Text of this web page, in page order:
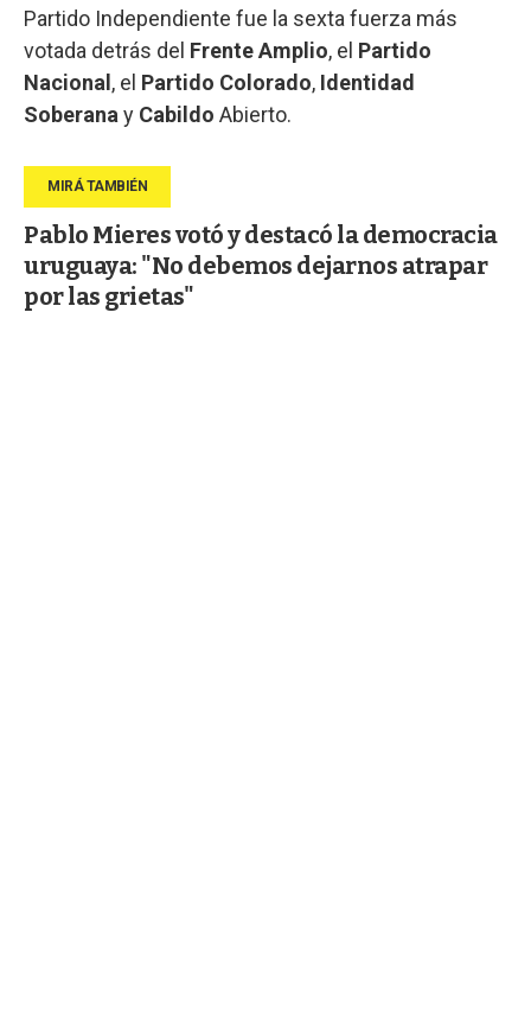
Partido Independiente fue la sexta fuerza más
votada detrás del Frente Amplio, el Partido
Nacional , el Partido Colorado, Identidad
Soberana y Cabildo Abierto.
Pablo Mieres votó y destacó la democracia
uruguaya: "No debemos dejarnos atrapar
por las grietas"